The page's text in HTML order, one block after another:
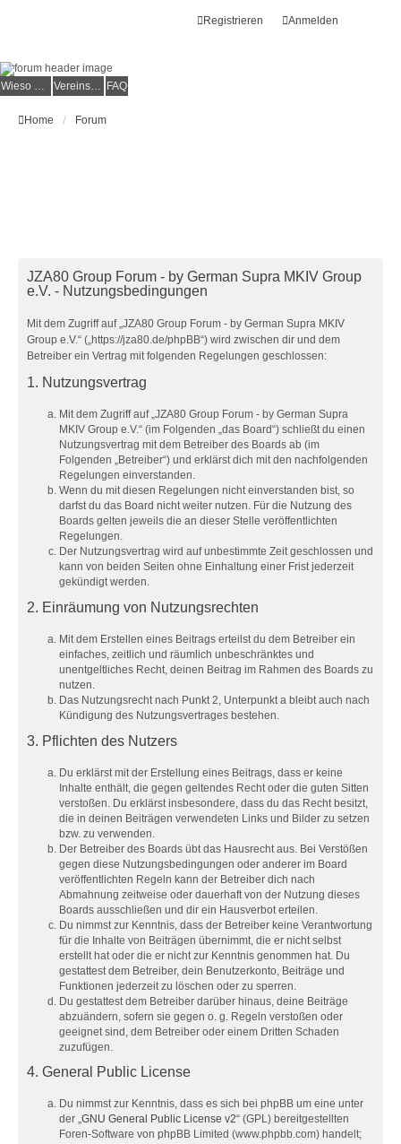
Anmelden
Registrieren
Wieso der e.V.? Vereinsmitglied werden FAQ
Home Forum
JZA80 Group Forum - by German Supra MKIV Group
e.V. - Nutzungsbedingungen
Mit dem Zugriff auf „JZA80 Group Forum - by German Supra MKIV
Group e.V.“ („https://jza80.de/phpBB“) wird zwischen dir und dem
Betreiber ein Vertrag mit folgenden Regelungen geschlossen:
1. Nutzungsvertrag
Mit dem Zugriff auf „JZA80 Group Forum - by German Supra
MKIV Group e.V.“ (im Folgenden „das Board“) schließt du einen
Nutzungsvertrag mit dem Betreiber des Boards ab (im
Folgenden „Betreiber“) und erklärst dich mit den nachfolgenden
Regelungen einverstanden.
Wenn du mit diesen Regelungen nicht einverstanden bist, so
darfst du das Board nicht weiter nutzen. Für die Nutzung des
Boards gelten jeweils die an dieser Stelle veröffentlichten
Regelungen.
Der Nutzungsvertrag wird auf unbestimmte Zeit geschlossen und
kann von beiden Seiten ohne Einhaltung einer Frist jederzeit
gekündigt werden.
2. Einräumung von Nutzungsrechten
Mit dem Erstellen eines Beitrags erteilst du dem Betreiber ein
einfaches, zeitlich und räumlich unbeschränktes und
unentgeltliches Recht, deinen Beitrag im Rahmen des Boards zu
nutzen.
Das Nutzungsrecht nach Punkt 2, Unterpunkt a bleibt auch nach
Kündigung des Nutzungsvertrages bestehen.
3. Pflichten des Nutzers
Du erklärst mit der Erstellung eines Beitrags, dass er keine
Inhalte enthält, die gegen geltendes Recht oder die guten Sitten
verstoßen. Du erklärst insbesondere, dass du das Recht besitzt,
die in deinen Beiträgen verwendeten Links und Bilder zu setzen
bzw. zu verwenden.
Der Betreiber des Boards übt das Hausrecht aus. Bei Verstößen
gegen diese Nutzungsbedingungen oder anderer im Board
veröffentlichten Regeln kann der Betreiber dich nach
Abmahnung zeitweise oder dauerhaft von der Nutzung dieses
Boards ausschließen und dir ein Hausverbot erteilen.
Du nimmst zur Kenntnis, dass der Betreiber keine Verantwortung
für die Inhalte von Beiträgen übernimmt, die er nicht selbst
erstellt hat oder die er nicht zur Kenntnis genommen hat. Du
gestattest dem Betreiber, dein Benutzerkonto, Beiträge und
Funktionen jederzeit zu löschen oder zu sperren.
Du gestattest dem Betreiber darüber hinaus, deine Beiträge
abzuändern, sofern sie gegen o. g. Regeln verstoßen oder
geeignet sind, dem Betreiber oder einem Dritten Schaden
zuzufügen.
4. General Public License
Du nimmst zur Kenntnis, dass es sich bei phpBB um eine unter
der „GNU General Public License v2“ (GPL) bereitgestellten
Foren-Software von phpBB Limited (www.phpbb.com) handelt;